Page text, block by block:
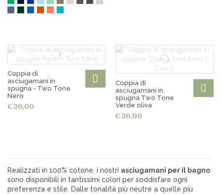
Coppia di
asciugamani in
spugna - Two Tone
Nero
€ 26,00
Coppia di
asciugamani in
spugna Two Tone
Verde oliva
€ 26,00
Realizzati in 100% cotone, i nostri asciugamani per il bagno
sono disponibili in tantissimi colori per soddisfare ogni
preferenza e stile. Dalle tonalità più neutre a quelle più